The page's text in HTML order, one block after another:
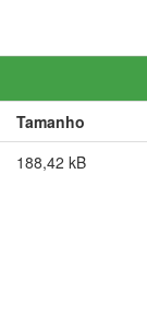
Tamanho
188,42 kB